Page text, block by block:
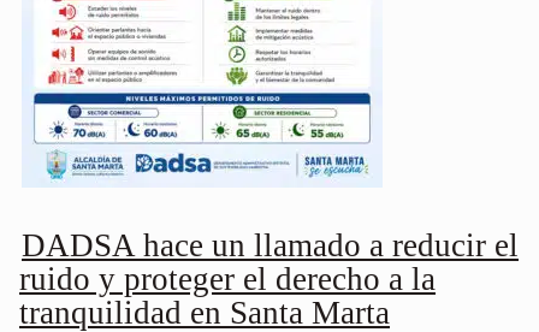
DADSA hace un llamado a reducir el
ruido y proteger el derecho a la
tranquilidad en Santa Marta